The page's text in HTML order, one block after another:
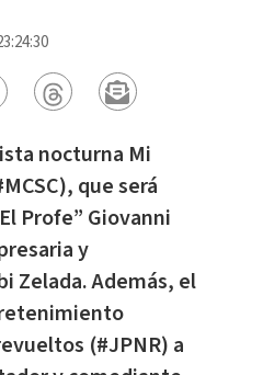
nocturna Mi
que será
Profe” Giovanni
y
Zelada. Además, el
(#JPNR) a